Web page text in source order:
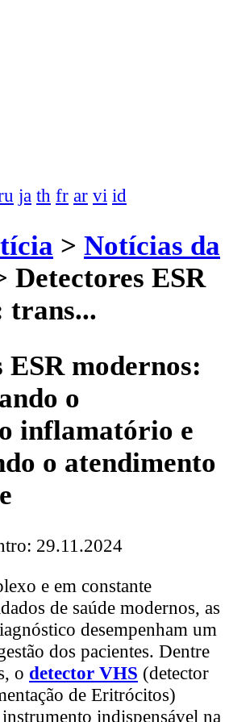
ja th fr ar vi id
> Notícias da
Detectores ESR
trans...
ESR modernos:
o
inflamatório e
o atendimento
29.11.2024
e em constante
de saúde modernos, as
desempenham um
dos pacientes. Dentre
o detector VHS (detector
de Eritrócitos)
indispensável na